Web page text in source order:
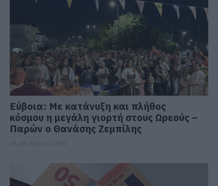
Εύβοια: Με κατάνυξη και πλήθος
κόσμου η μεγάλη γιορτή στους Ωρεούς –
Παρών ο Θανάσης Ζεμπίλης